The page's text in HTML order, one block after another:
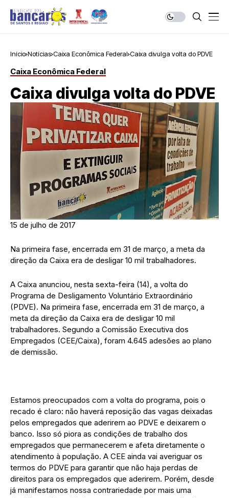
Início Notícias Caixa Econômica Federal Caixa divulga volta do PDVE
Caixa Econômica Federal
Caixa divulga volta do PDVE
15 de julho de 2017
Na primeira fase, encerrada em 31 de março, a meta da
direção da Caixa era de desligar 10 mil trabalhadores.
A Caixa anunciou, nesta sexta-feira (14), a volta do
Programa de Desligamento Voluntário Extraordinário
(PDVE). Na primeira fase, encerrada em 31 de março, a
meta da direção da Caixa era de desligar 10 mil
trabalhadores. Segundo a Comissão Executiva dos
Empregados (CEE/Caixa), foram 4.645 adesões ao plano
de demissão.
Estamos preocupados com a volta do programa, pois o
recado é claro: não haverá reposição das vagas deixadas
pelos empregados que aderirem ao PDVE e deixarem o
banco. Isso só piora as condições de trabalho dos
empregados que permanecerem e afeta diretamente o
atendimento à população. A CEE ainda vai averiguar os
termos do PDVE para garantir que não haja perdas de
direitos para os empregados que aderirem. Porém, desde
já manifestamos nossa contrariedade por mais uma